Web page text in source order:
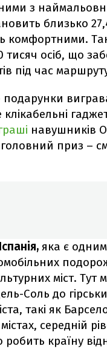
з
близько
комфортними.
осіб, що
під час
навушників
приз –
яка є
міст. Тут
Соль до
такі як
середній
робить країну